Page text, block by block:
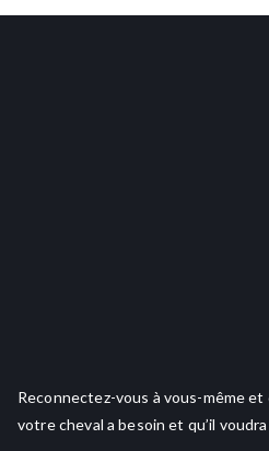
Reconnectez-vous à vous-même
votre cheval a besoin et qu’il